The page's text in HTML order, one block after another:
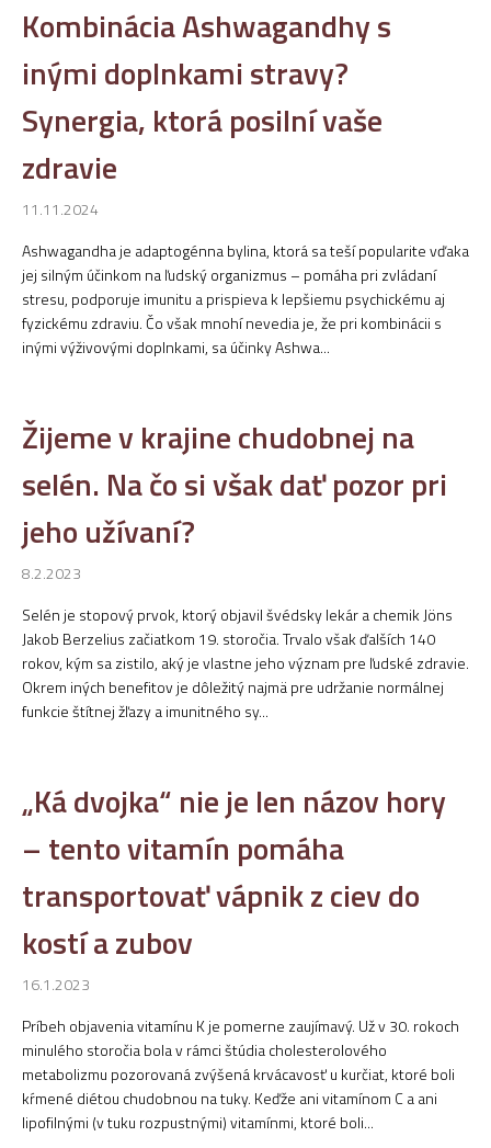
Kombinácia Ashwagandhy s
inými doplnkami stravy?
Synergia, ktorá posilní vaše
zdravie
11.11.2024
Ashwagandha je adaptogénna bylina, ktorá sa teší popularite vďaka
jej silným účinkom na ľudský organizmus – pomáha pri zvládaní
stresu, podporuje imunitu a prispieva k lepšiemu psychickému aj
fyzickému zdraviu. Čo však mnohí nevedia je, že pri kombinácii s
inými výživovými doplnkami, sa účinky Ashwa...
Žijeme v krajine chudobnej na
selén. Na čo si však dať pozor pri
jeho užívaní?
8.2.2023
Selén je stopový prvok, ktorý objavil švédsky lekár a chemik Jöns
Jakob Berzelius začiatkom 19. storočia. Trvalo však ďalších 140
rokov, kým sa zistilo, aký je vlastne jeho význam pre ľudské zdravie.
Okrem iných benefitov je dôležitý najmä pre udržanie normálnej
funkcie štítnej žľazy a imunitného sy...
„Ká dvojka“ nie je len názov hory
– tento vitamín pomáha
transportovať vápnik z ciev do
kostí a zubov
16.1.2023
Príbeh objavenia vitamínu K je pomerne zaujímavý. Už v 30. rokoch
minulého storočia bola v rámci štúdia cholesterolového
metabolizmu pozorovaná zvýšená krvácavosť u kurčiat, ktoré boli
kŕmené diétou chudobnou na tuky. Keďže ani vitamínom C a ani
lipofilnými (v tuku rozpustnými) vitamínmi, ktoré boli...